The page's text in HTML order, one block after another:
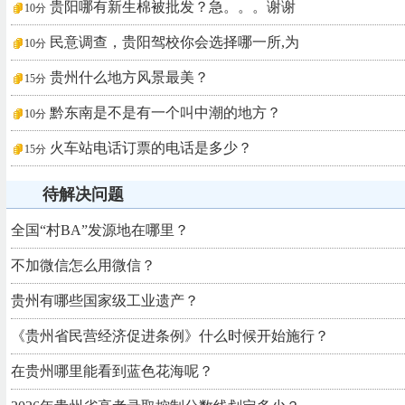
10分 贵阳哪有新生棉被批发？急。。。谢谢
10分 民意调查，贵阳驾校你会选择哪一所,为
15分 贵州什么地方风景最美？
10分 黔东南是不是有一个叫中潮的地方？
15分 火车站电话订票的电话是多少？
待解决问题
全国“村BA”发源地在哪里？
不加微信怎么用微信？
贵州有哪些国家级工业遗产？
《贵州省民营经济促进条例》什么时候开始施行？
在贵州哪里能看到蓝色花海呢？